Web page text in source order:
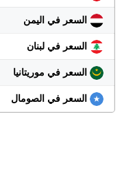
السعر في اليمن
السعر في لبنان
السعر في موريتانيا
السعر في الصومال